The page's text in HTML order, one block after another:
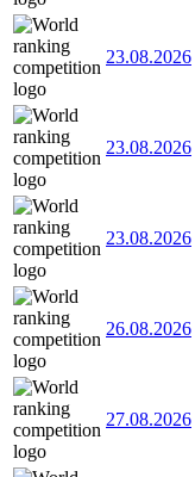
23.08.2026
23.08.2026
23.08.2026
26.08.2026
27.08.2026